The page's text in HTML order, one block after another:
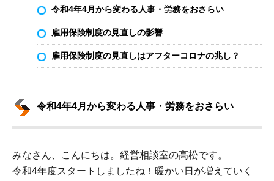
令和4年4月から変わる人事・労務をおさらい
雇用保険制度の見直しの影響
雇用保険制度の見直しはアフターコロナの兆し？
令和4年4月から変わる人事・労務をおさらい
みなさん、こんにちは。経営相談室の高松です。
令和4年度スタートしましたね！暖かい日が増えていく